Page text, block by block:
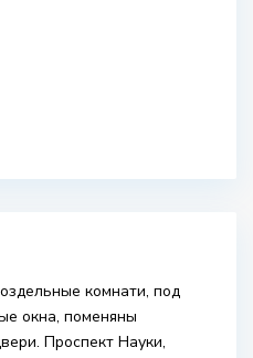
комнати, под
окна, поменяны
Проспект Науки,